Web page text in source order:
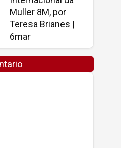
Muller 8M, por
Teresa Brianes |
6mar